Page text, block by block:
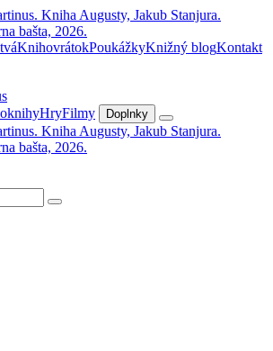
KnihovrátokPoukážkyKnižný blogKontakt
HryFilmy Doplnky